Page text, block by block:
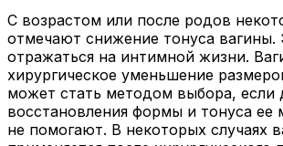
С возрастом или после родов
отмечают снижение тонуса
отражаться на интимной жизни.
хирургическое уменьшение
может стать методом выбора, если
восстановления формы и тонуса ее
не помогают. В некоторых случаях